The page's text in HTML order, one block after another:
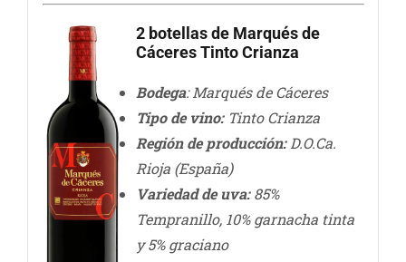
2 botellas de Marqués de
Cáceres Tinto Crianza
Bodega: Marqués de Cáceres
Tipo de vino:Tinto Crianza
Región de producción:D.O.Ca.
Rioja (España)
Variedad de uva:85%
Tempranillo, 10% garnacha tinta
y 5% graciano